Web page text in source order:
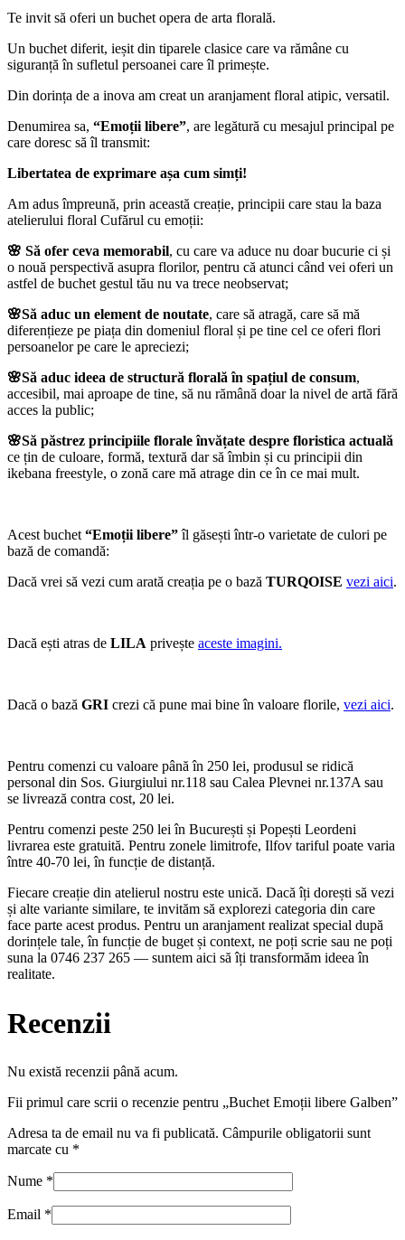
Te invit să oferi un buchet opera de arta florală.
Un buchet diferit, ieșit din tiparele clasice care va rămâne cu
siguranță în sufletul persoanei care îl primește.
Din dorința de a inova am creat un aranjament floral atipic, versatil.
Denumirea sa, “Emoții libere”, are legătură cu mesajul principal pe
care doresc să îl transmit:
Libertatea de exprimare așa cum simți!
Am adus împreună, prin această creație, principii care stau la baza
atelierului floral Cufărul cu emoții:
🌸 Să ofer ceva memorabil, cu care va aduce nu doar bucurie ci și
o nouă perspectivă asupra florilor, pentru că atunci când vei oferi un
astfel de buchet gestul tău nu va trece neobservat;
🌸Să aduc un element de noutate, care să atragă, care să mă
diferențieze pe piața din domeniul floral și pe tine cel ce oferi flori
persoanelor pe care le apreciezi;
🌸Să aduc ideea de structură florală în spațiul de consum,
accesibil, mai aproape de tine, să nu rămână doar la nivel de artă fără
acces la public;
🌸Să păstrez principiile florale învățate despre floristica actuală
ce țin de culoare, formă, textură dar să îmbin și cu principii din
ikebana freestyle, o zonă care mă atrage din ce în ce mai mult.
Acest buchet “Emoții libere”îl găsești într-o varietate de culori pe
bază de comandă:
Dacă vrei să vezi cum arată creația pe o bază TURQOISE vezi aici.
Dacă ești atras de LILA privește aceste imagini.
Dacă o bază GRI crezi că pune mai bine în valoare florile, vezi aici.
Pentru comenzi cu valoare până în 250 lei, produsul se ridică
personal din Sos. Giurgiului nr.118 sau Calea Plevnei nr.137A sau
se livrează contra cost, 20 lei.
Pentru comenzi peste 250 lei în București și Popești Leordeni
livrarea este gratuită. Pentru zonele limitrofe, Ilfov tariful poate varia
între 40-70 lei, în funcție de distanță.
Fiecare creație din atelierul nostru este unică. Dacă îți dorești să vezi
și alte variante similare, te invităm să explorezi categoria din care
face parte acest produs. Pentru un aranjament realizat special după
dorințele tale, în funcție de buget și context, ne poți scrie sau ne poți
suna la 0746 237 265 — suntem aici să îți transformăm ideea în
realitate.
Recenzii
Nu există recenzii până acum.
Fii primul care scrii o recenzie pentru „Buchet Emoții libere Galben”
Adresa ta de email nu va fi publicată. Câmpurile obligatorii sunt
marcate cu *
Nume *
Email *